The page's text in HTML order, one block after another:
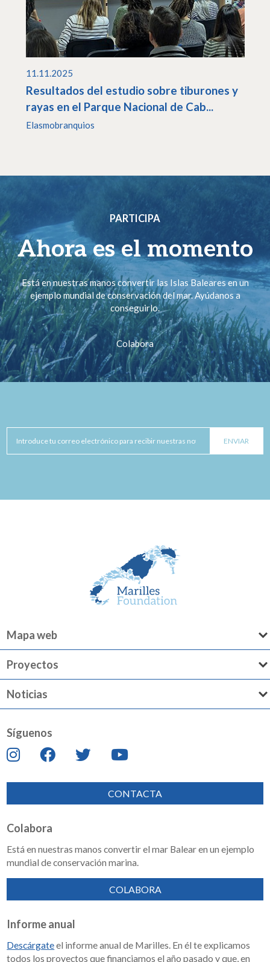
11.11.2025
Resultados del estudio sobre tiburones y
rayas en el Parque Nacional de Cab...
Elasmobranquios
PARTICIPA
Ahora es el momento
Está en nuestras manos convertir las Islas Baleares en un
ejemplo mundial de conservación del mar. Ayúdanos a
conseguirlo.
Colabora
Mapa web
Proyectos
Noticias
Síguenos
CONTACTA
Colabora
Está en nuestras manos convertir el mar Balear en un ejemplo
mundial de conservación marina.
COLABORA
Informe anual
Descárgateel informe anual de Marilles. En él te explicamos
todos los proyectos que financiamos el año pasado y que, en